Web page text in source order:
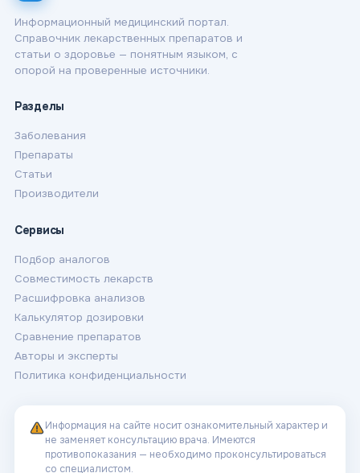
Информационный медицинский портал.
Справочник лекарственных препаратов и
статьи о здоровье — понятным языком, с
опорой на проверенные источники.
Разделы
Заболевания
Препараты
Статьи
Производители
Сервисы
Подбор аналогов
Совместимость лекарств
Расшифровка анализов
Калькулятор дозировки
Сравнение препаратов
Авторы и эксперты
Политика конфиденциальности
Информация на сайте носит ознакомительный характер и
не заменяет консультацию врача. Имеются
противопоказания — необходимо проконсультироваться
со специалистом.